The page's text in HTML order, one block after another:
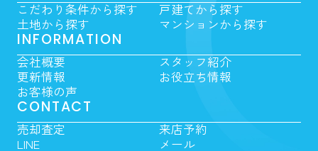
こだわり条件から探す
戸建てから探す
土地から探す
マンションから探す
INFORMATION
会社概要
スタッフ紹介
更新情報
お役立ち情報
お客様の声
CONTACT
売却査定
来店予約
LINE
メール